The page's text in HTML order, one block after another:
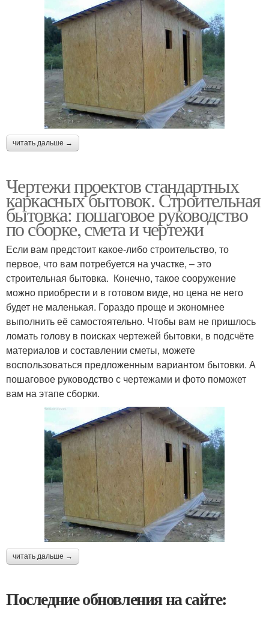
читать дальше →
Чертежи проектов стандартных
каркасных бытовок. Строительная
бытовка: пошаговое руководство
по сборке, смета и чертежи
Если вам предстоит какое-либо строительство, то
первое, что вам потребуется на участке, – это
строительная бытовка. Конечно, такое сооружение
можно приобрести и в готовом виде, но цена не него
будет не маленькая. Гораздо проще и экономнее
выполнить её самостоятельно. Чтобы вам не пришлось
ломать голову в поисках чертежей бытовки, в подсчёте
материалов и составлении сметы, можете
воспользоваться предложенным вариантом бытовки. А
пошаговое руководство с чертежами и фото поможет
вам на этапе сборки.
читать дальше →
Последние обновления на сайте: